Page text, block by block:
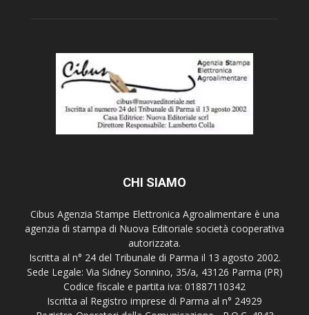
CHI SIAMO
Cibus Agenzia Stampe Elettronica Agroalimentare è una
agenzia di stampa di Nuova Editoriale società cooperativa
autorizzata.
Iscritta al n° 24 del Tribunale di Parma il 13 agosto 2002.
Sede Legale: Via Sidney Sonnino, 35/a, 43126 Parma (PR)
Codice fiscale e partita iva: 01887110342
Iscritta al Registro imprese di Parma al n° 24929